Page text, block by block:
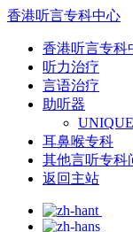
香港听言专科中心
香港听言专科
听力治疗
言语治疗
助听器
耳鼻喉专科
其他言听专科
返回主站